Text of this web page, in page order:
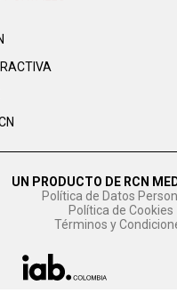
UN PRODUCTO DE RCN
Política de Datos
Política de Cookies
Términos y